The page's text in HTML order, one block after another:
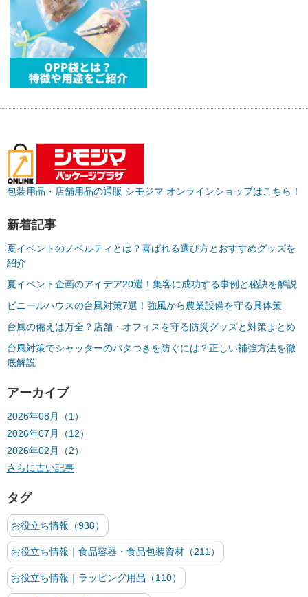
包装用品・店舗用品の通販 シモジマ オンラインショップはこちら！
新着記事
夏イベントのノベルティとは？喜ばれる選び方とおすすめグッズを
紹介
夏イベント企画のアイデア20選！集客に成功する事例と秘訣を解説
ビニールハウスの台風対策7選！強風から農業設備を守る具体策
台風の備えは万全？店舗・オフィスを守る防災グッズと対策まとめ
台風対策でシャッターのバタつきを防ぐには？正しい補強方法を徹
底解説
アーカイブ
2026年08月（1）
2026年07月（12）
2026年02月（2）
さらに古い記事
タグ
お役立ち情報（938）
お役立ち情報｜食品容器・食品包装資材（211）
お役立ち情報｜ラッピング用品（110）